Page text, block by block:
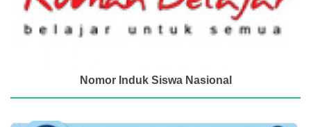
Nomor Induk Siswa Nasional